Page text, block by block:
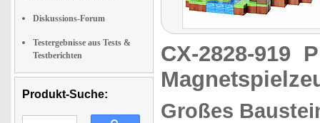
Diskussions-Forum
Testergebnisse aus Tests &
Testberichten
Produkt-Suche:
CX-2828-919
Großes